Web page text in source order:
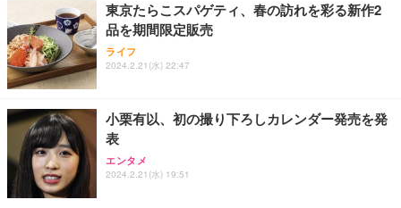
東京たらこスパゲティ、春の訪れを彩る新作2
品を期間限定販売
ライフ
2024.2.21(水) 22:47
小栗有以、初の撮り下ろしカレンダー発売を発
表
エンタメ
2024.2.21(水) 19:51